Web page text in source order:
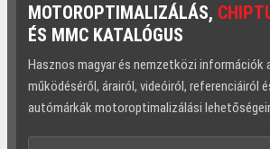
MOTOROPTIMALIZÁLÁS,
ÉS MMC KATALÓGUS
Hasznos magyar és nemzetközi információk
működéséről, árairól, videóiról, referenciáiról
autómárkák motoroptimalizálási